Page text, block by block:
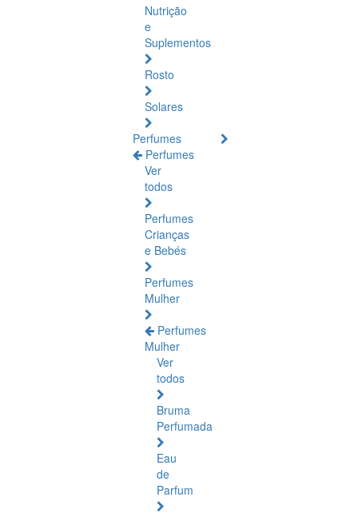
Nutrição
e
Suplementos
Rosto
Solares
Perfumes
Perfumes
Ver
todos
Perfumes
Crianças
e Bebés
Perfumes
Mulher
Perfumes
Mulher
Ver
todos
Bruma
Perfumada
Eau
de
Parfum